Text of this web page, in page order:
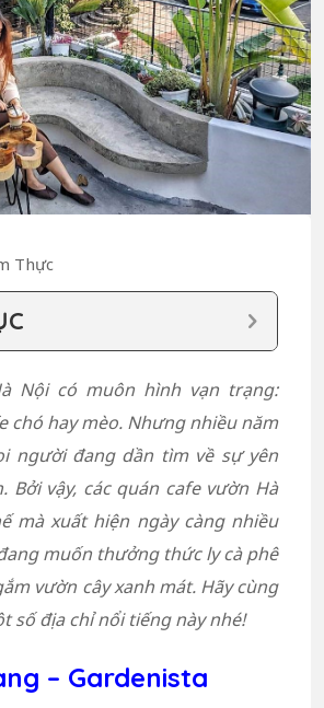
Thực
Nội có muôn hình vạn trạng:
chó hay mèo. Nhưng nhiều năm
người đang dần tìm về sự yên
Bởi vậy, các quán cafe vườn Hà
mà xuất hiện ngày càng nhiều
muốn thưởng thức ly cà phê
vườn cây xanh mát. Hãy cùng
số địa chỉ nổi tiếng này nhé!
– Gardenista